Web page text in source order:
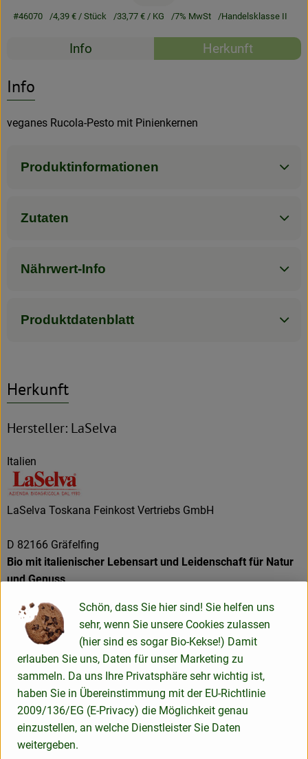
#46070 4,39 €/ Stück 33,77 €/ KG 7% MwSt Handelsklasse II
Rezepte
Info Herkunft
Info
veganes Rucola-Pesto mit Pinienkernen
Produktinformationen
Zutaten
Nährwert-Info
Produktdatenblatt
Herkunft
Hersteller: LaSelva
Italien
LaSelva Toskana Feinkost Vertriebs GmbH
D 82166 Gräfelfing
Bio mit italienischer Lebensart und Leidenschaft für Natur
und Genuss
In der südlichen Toskana liegt der Biohof LaSelva. Seit 1980
wird hier ökologischer Landbau betrieben, seit 2018 ist die
Landwirtschaft Naturland Fair zertifiziert. Auf ca. 600 Hektar
Nutzfläche werden Gemüse, Obst, Wein und Getreide
angebaut.
In der Hof-Manufaktur werden Gemüse gewaschen, von
Hand verlesen und nach traditionellen toskanischen
Rezepturen verarbeitet - mit Leidenschaft für Natur und
Genuss.
Schön, dass Sie hier sind! Sie helfen uns
sehr, wenn Sie unsere Cookies zulassen
(hier sind es sogar Bio-Kekse!) Damit
erlauben Sie uns, Daten für unser Marketing zu
sammeln. Da uns Ihre Privatsphäre sehr wichtig ist,
haben Sie in Übereinstimmung mit der EU-Richtlinie
2009/136/EG (E-Privacy) die Möglichkeit genau
einzustellen, an welche Dienstleister Sie Daten
weitergeben.